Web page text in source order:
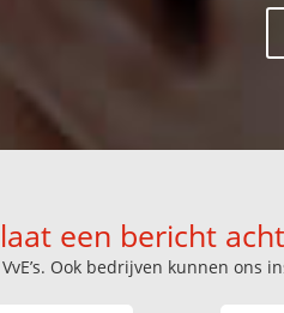
een bericht
Ook bedrijven kunnen